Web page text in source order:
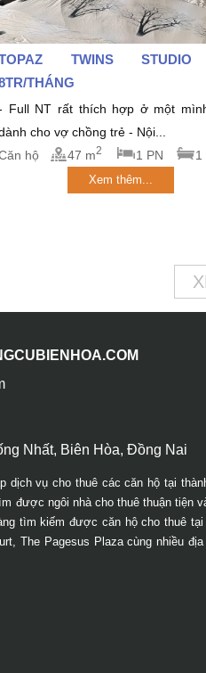
TWINS
THÁNG
Full NT rất thích hợp ở một
cho vợ chồng trẻ - Nội...
hộ
47 m2 1 PN 1
Xem thêm...
Nhất, Biên Hòa, Đồng Nai
dịch vụ cho thuê các căn hộ tại
được ngôi nhà cho thuê thuận tiện
tìm kiếm được căn hộ cho thuê
The Pagesus Plaza cùng nhiều địa